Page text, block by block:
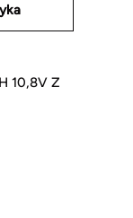
10,8V Z